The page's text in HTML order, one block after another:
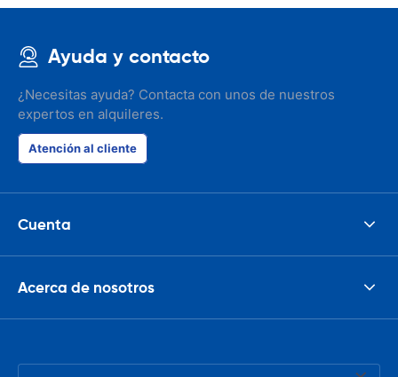
Ayuda y contacto
¿Necesitas ayuda? Contacta con unos de nuestros
expertos en alquileres.
Atención al cliente
Cuenta
Acerca de nosotros